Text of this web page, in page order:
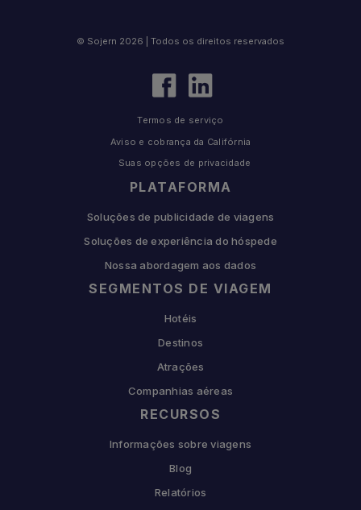
PLATAFORMA
Soluções de publicidade de viagens
Soluções de experiência do hóspede
Nossa abordagem aos dados
SEGMENTOS DE VIAGEM
Hotéis
Destinos
Atrações
Companhias aéreas
RECURSOS
Informações sobre viagens
Blog
Relatórios
© Sojern 2026 | Todos os direitos reservados
Termos de serviço
Aviso e cobrança da Califórnia
Suas opções de privacidade